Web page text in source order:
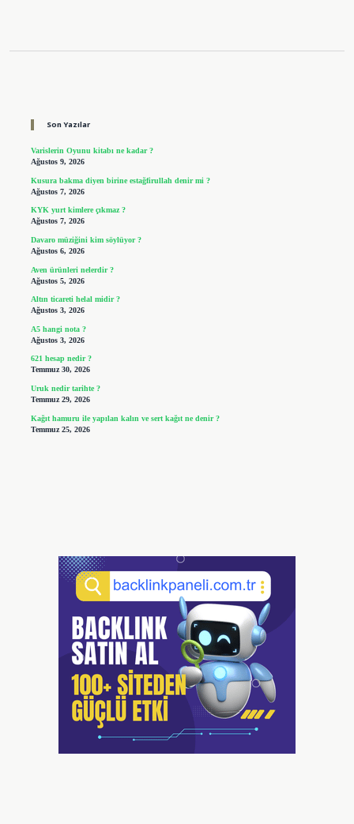
Son Yazılar
Varislerin Oyunu kitabı ne kadar ?
Ağustos 9, 2026
Kusura bakma diyen birine estağfirullah denir mi ?
Ağustos 7, 2026
KYK yurt kimlere çıkmaz ?
Ağustos 7, 2026
Davaro müziğini kim söylüyor ?
Ağustos 6, 2026
Aven ürünleri nelerdir ?
Ağustos 5, 2026
Altın ticareti helal midir ?
Ağustos 3, 2026
A5 hangi nota ?
Ağustos 3, 2026
621 hesap nedir ?
Temmuz 30, 2026
Uruk nedir tarihte ?
Temmuz 29, 2026
Kağıt hamuru ile yapılan kalın ve sert kağıt ne denir ?
Temmuz 25, 2026